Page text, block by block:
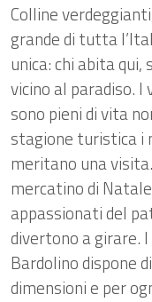
Colline
grande di tutta
unica: chi abita
vicino al paradiso. I
sono pieni di vita
stagione turistica i
meritano una
mercatino di
appassionati del
divertono a girare.
Bardolino dispone
dimensioni e per